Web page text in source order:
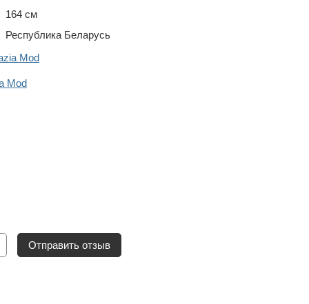
164 см
Республика Беларусь
Mod
Mod
Отправить отзыв